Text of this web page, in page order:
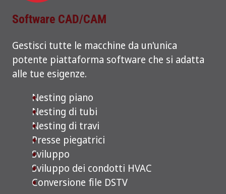
Software CAD/CAM
Gestisci tutte le macchine da un'unica
potente piattaforma software che si adatta
alle tue esigenze.
Nesting piano
Nesting di tubi
Nesting di travi
Presse piegatrici
Sviluppo
Sviluppo dei condotti HVAC
Conversione file DSTV